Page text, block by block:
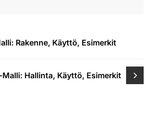
Rakenne, Käyttö, Esimerkit
Malli: Hallinta, Käyttö, Esimerkit